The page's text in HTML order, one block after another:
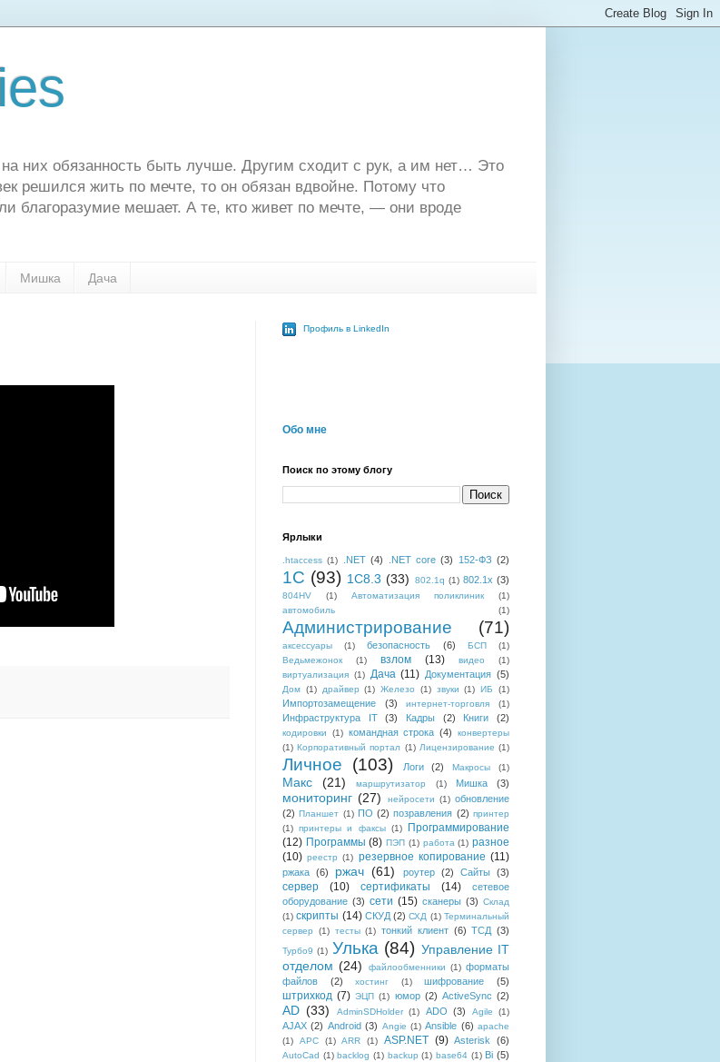
них обязанность быть лучше. Другим сходит с рук, а им нет… Это
решился жить по мечте, то он обязан вдвойне. Потому что
благоразумие мешает. А те, кто живет по мечте, — они вроде
Мишка Дача
Профиль в LinkedIn
Обо мне
Поиск по этому блогу
Ярлыки
.htaccess (1) .NET (4) .NET core (3) 152-ФЗ (2)
1С (93) 1C8.3 (33) 802.1q (1) 802.1x (3)
804HV (1) Автоматизация поликлиник
(1)
автомобиль
(1)
Администрирование (71)
аксессуары (1) безопасность (6) БСП
(1)
Ведьмежонок
(1) взлом (13) видео
(1)
виртуализация (1) Дача (11) Документация (5)
Дом (1) драйвер (1) Железо (1) звуки (1) ИБ (1)
Импортозамещение (3) интернет-торговля (1)
Инфраструктура IT (3) Кадры (2) Книги (2)
кодировки (1) командная строка (4)
конвертеры
(1) Корпоративный портал (1) Лицензирование (1)
Личное (103) Логи (2) Макросы (1)
Макс (21) маршрутизатор (1) Мишка (3)
мониторинг (27) нейросети (1) обновление
(2) Планшет (1) ПО (2) позравления (2) принтер
(1) принтеры и факсы (1)
Программирование
(12) Программы (8) ПЭП (1) работа (1) разное
(10) реестр (1) резервное копирование (11)
ржака (6) ржач (61) роутер (2) Сайты (3)
сервер (10) сертификаты (14)
сетевое
оборудование (3) сети (15) сканеры (3) Склад
(1) скрипты (14) СКУД (2) СХД (1) Терминальный
сервер
(1) тесты (1) тонкий клиент (6) ТСД (3)
Турбо9 (1) Улька (84) Управление IT
отделом (24) файлообменники (1) форматы
файлов
(2) хостинг (1) шифрование (5)
штрихкод (7) ЭЦП (1) юмор (2) ActiveSync (2)
AD (33) AdminSDHolder (1) ADO (3) Agile (1)
AJAX (2) Android (3) Angie (1) Ansible (6) apache
(1)
APC (1) ARR (1) ASP.NET (9) Asterisk (6)
AutoCad (1) backlog (1) backup (1) base64 (1) Bi (5)